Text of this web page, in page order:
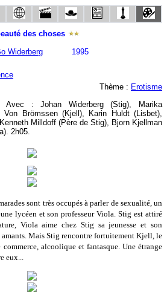
des choses
Widerberg
1995
Thème : Erotisme
Avec : Johan Widerberg (Stig), Marika
Von Brömssen (Kjell), Karin Huldt (Lisbet),
Milldoff (Père de Stig), Bjorn Kjellman
2h05.
sont très occupés à parler de sexualité, un
lycéen et son professeur Viola. Stig est attiré
Viola aime chez Stig sa jeunesse et son
Mais Stig rencontre fortuitement Kjell, le
alcoolique et fantasque. Une étrange
eux...